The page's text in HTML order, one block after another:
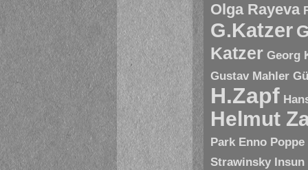
Olga Rayeva
G.Katzer
Katzer Georg
Gustav Mahler
H.Zapf
Helmut
Park Enno Poppe
Strawinsky